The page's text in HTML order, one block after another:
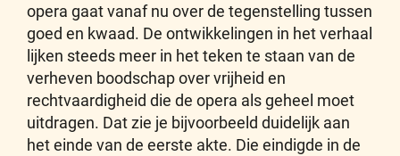
opera gaat vanaf nu over de tegenstelling tussen
goed en kwaad. De ontwikkelingen in het verhaal
lijken steeds meer in het teken te staan van de
verheven boodschap over vrijheid en
rechtvaardigheid die de opera als geheel moet
uitdragen. Dat zie je bijvoorbeeld duidelijk aan
het einde van de eerste akte. Die eindigde in de